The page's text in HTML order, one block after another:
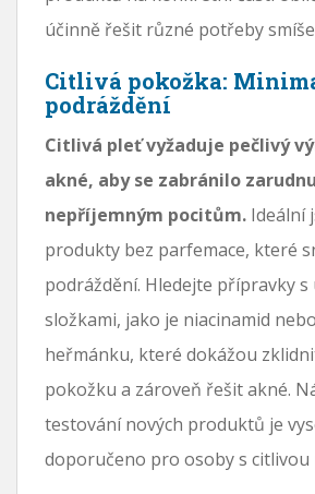
účinně řešit různé potřeby
Citlivá pokožka:
podráždění
Citlivá pleť vyžaduje pečlivý
akné, aby se zabránilo
nepříjemným pocitům. Ideální
produkty bez parfemace, které
podráždění. Hledejte přípravky
složkami, jako je niacinamid
heřmánku, které dokážou
pokožku a zároveň řešit akné.
testování nových produktů je
doporučeno pro osoby s citlivou